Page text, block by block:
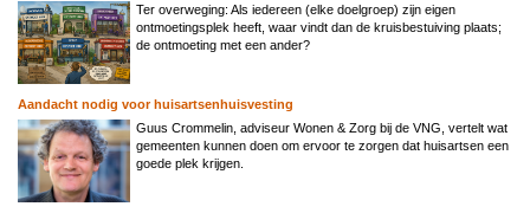
Ter overweging: Als iedereen (elke doelgroep) zijn eigen
ontmoetingsplek heeft, waar vindt dan de kruisbestuiving plaats;
de ontmoeting met een ander?
Aandacht nodig voor huisartsenhuisvesting
Guus Crommelin, adviseur Wonen & Zorg bij de VNG, vertelt wat
gemeenten kunnen doen om ervoor te zorgen dat huisartsen een
goede plek krijgen.